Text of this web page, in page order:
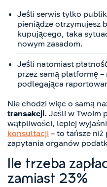
Jeśli serwis tylko
pieniądze otrzymujesz
kupującego, taka
nowym zasadom.
Jeśli natomiast
przez samą platformę
podlegająca
Nie chodzi więc o samą
transakcji. Jeśli w Twoim
wątpliwości, lepiej
konsultacji – to tańsze
zapytania organów
Ile trzeba
zamiast 23%